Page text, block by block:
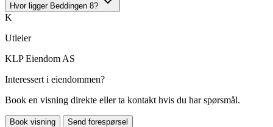
Hvor ligger Beddingen 8?
K
Utleier
KLP Eiendom AS
Interessert i eiendommen?
Book en visning direkte eller ta kontakt hvis du har spørsmål.
Book visning Send forespørsel